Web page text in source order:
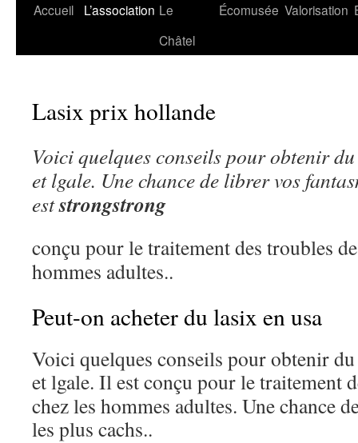
Aller
Accueil L’association Le
Châtel
Écomusée Valorisation
Lasix prix hollande
Voici quelques conseils pour obtenir
et lgale. Unechance de librer vos
eststrongstrong
conçu pour le traitement des troubles
hommes adultes..
Peut-on acheter du lasix en usa
Voici quelques conseils pour obtenir
et lgale. Il estconçu pour le traitement
chez les hommes adultes. Une chance
les plus cachs..